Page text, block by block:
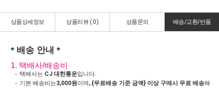
상품상세정보 상품리뷰 (0) 상품문의 배송/교환/반품
* 배송 안내 *
1. 택배사/배송비
- 택배사는 CJ 대한통운입니다.
- 기본 배송비는3,000원이며, {무료배송 기준 금액} 이상 구매시 무료 배송해